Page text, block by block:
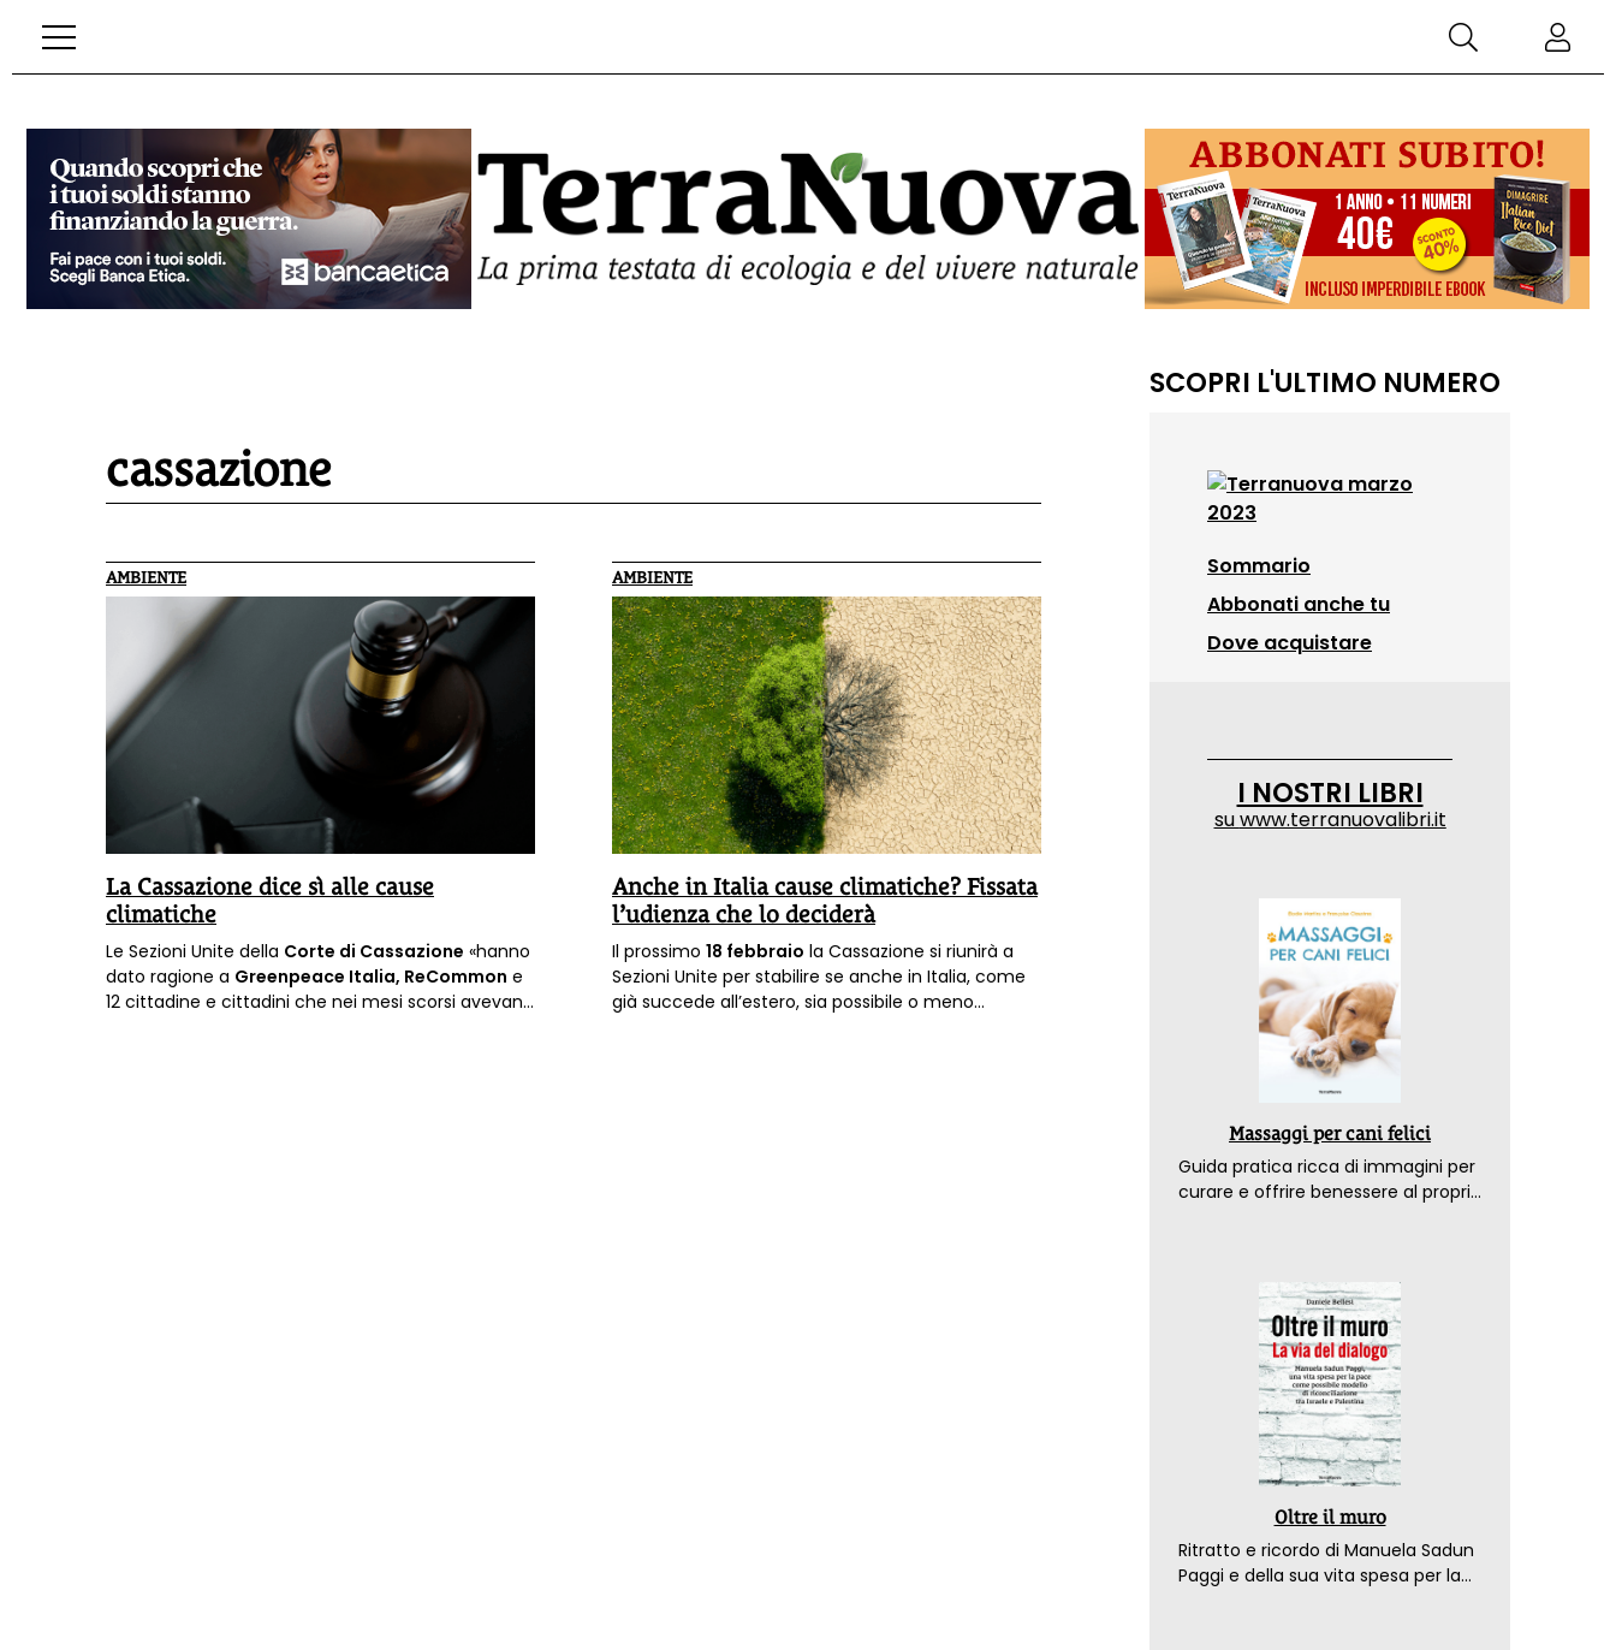
cassazione
AMBIENTE
La Cassazione dice sì alle cause
climatiche
Le Sezioni Unite della Corte di Cassazione «hanno
dato ragione a Greenpeace Italia, ReCommon e
12 cittadine e cittadini che nei mesi scorsi avevano
AMBIENTE
Anche in Italia cause climatiche? Fissata
l’udienza che lo deciderà
Il prossimo 18 febbraio la Cassazione si riunirà a
Sezioni Unite per stabilire se anche in Italia, come
già succede all’estero, sia possibile o meno
SCOPRI L'ULTIMO NUMERO
Sommario
Abbonati anche tu
Dove acquistare
I NOSTRI LIBRI
suwww.terranuovalibri.it
Massaggi per cani felici
Guida pratica ricca di immagini per
curare e offrire benessere al proprio
Oltre il muro
Ritratto e ricordo di Manuela Sadun
Paggi e della sua vita spesa per la